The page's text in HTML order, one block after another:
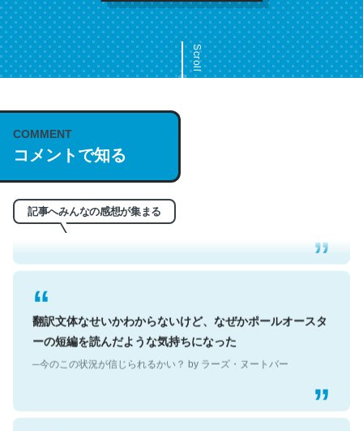
Scroll
COMMENT
コメントで知る
記事へみんなの感想が集まる
これは名文。彼はとてもクレバーなんだろうなと凄く思
う。英語少しでも読める人は原文もお勧め。自分はこの流
れ好き。Let’s Fucking Go. Then Covid hit. Shit.
─今のこの状況が信じられるかい？ by ラーズ・ヌートバー
翻訳文体なせいかわからないけど、なぜかポールオースタ
ーの短編を読んだような気持ちになった